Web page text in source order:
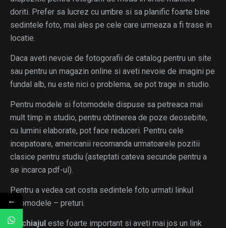
doriti. Prefer sa lucrez cu umbre si sa planific foarte bine
sedintele foto, mai ales pe cele care urmeaza a fi trase in
locatie.
Daca aveti nevoie de fotogorafii de catalog pentru un site
sau pentru un magazin online si aveti nevoie de imagini pe
fundal alb, nu este nici o problema, se pot trage in studio.
Pentru modele si fotomodele dispuse sa petreaca mai
mult timp in studio, pentru obtinerea de poze deosebite,
cu lumini elaborate, pot face reduceri. Pentru cele
incepatoare, americanii recomanda urmatoarele pozitii
clasice pentru studiu (asteptati cateva secunde pentru a
se incarca pdf-ul).
Pentru a vedea cat costa sedintele foto urmati linkul
fotomodele – preturi.
Machiajul este foarte important si aveti mai jos un link
←